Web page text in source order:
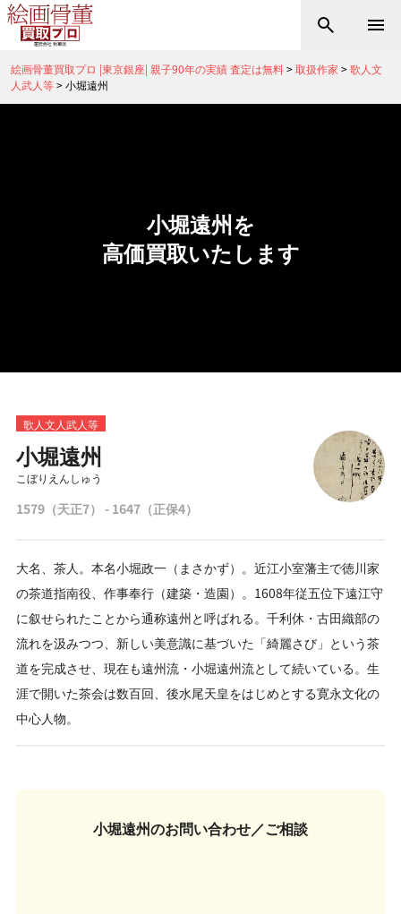
絵画骨董買取プロ |東京銀座| 親子90年の実績 査定は無料>取扱作家 >歌人文
人武人等>小堀遠州
小堀遠州を
高価買取いたします
歌人文人武人等
小堀遠州
こぼりえんしゅう
1579（天正7） - 1647（正保4）
大名、茶人。本名小堀政一（まさかず）。近江小室藩主で徳川家
の茶道指南役、作事奉行（建築・造園）。1608年従五位下遠江守
に叙せられたことから通称遠州と呼ばれる。千利休・古田織部の
流れを汲みつつ、新しい美意識に基づいた「綺麗さび」という茶
道を完成させ、現在も遠州流・小堀遠州流として続いている。生
涯で開いた茶会は数百回、後水尾天皇をはじめとする寛永文化の
中心人物。
小堀遠州のお問い合わせ／ご相談